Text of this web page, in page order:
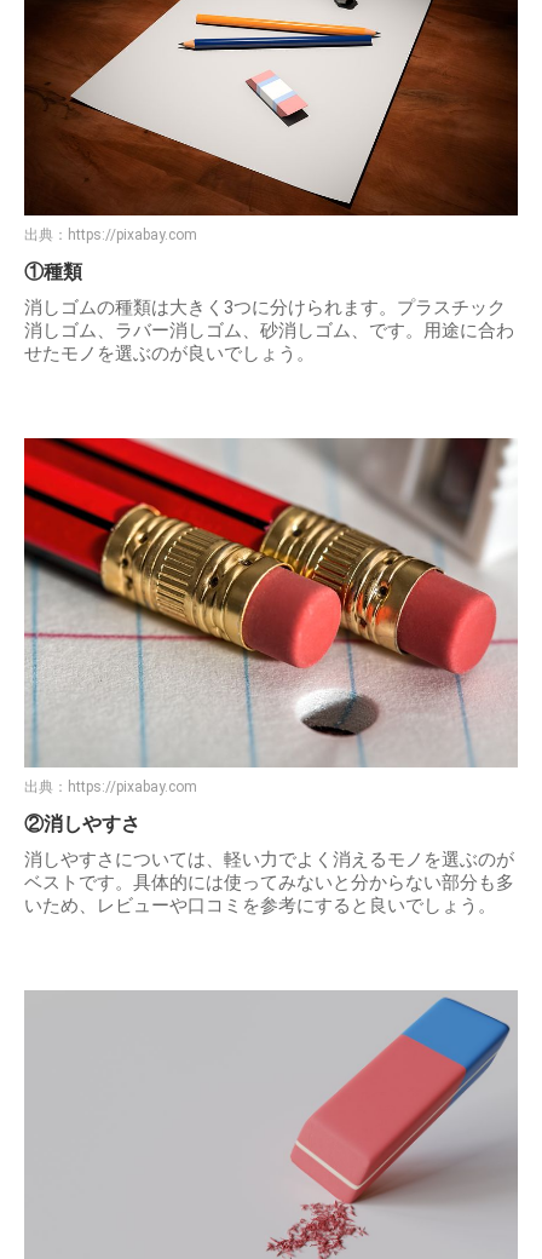
出典： https://pixabay.com
①種類
消しゴムの種類は大きく3つに分けられます。プラスチック
消しゴム、ラバー消しゴム、砂消しゴム、です。用途に合わ
せたモノを選ぶのが良いでしょう。
出典： https://pixabay.com
②消しやすさ
消しやすさについては、軽い力でよく消えるモノを選ぶのが
ベストです。具体的には使ってみないと分からない部分も多
いため、レビューや口コミを参考にすると良いでしょう。